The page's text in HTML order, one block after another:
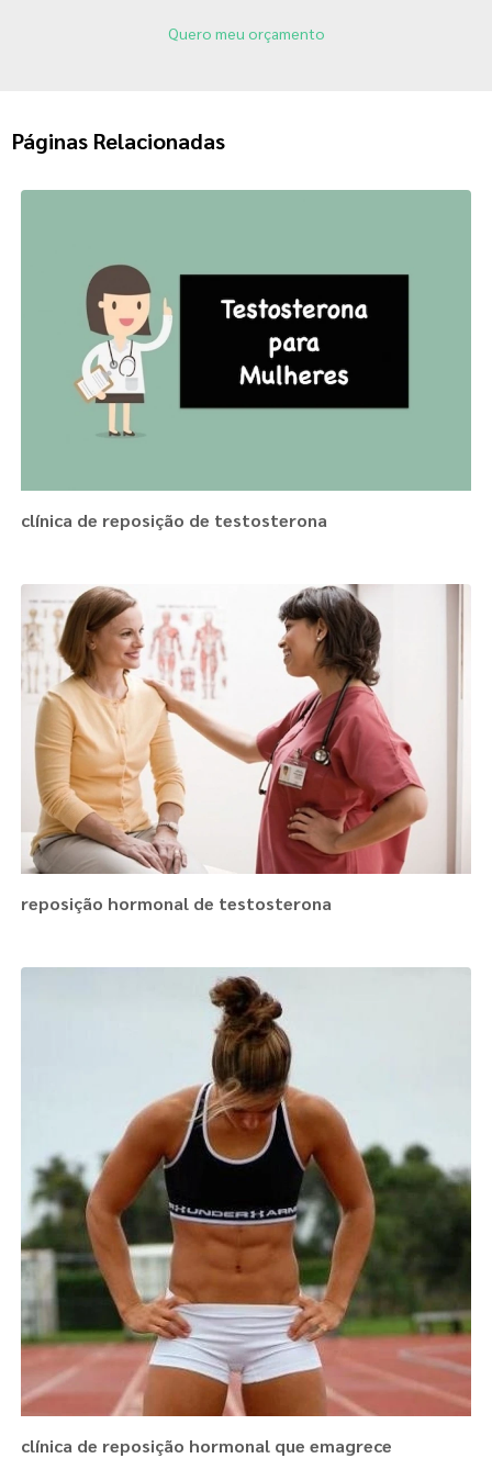
Quero meu orçamento
Páginas Relacionadas
clínica de reposição de testosterona
reposição hormonal de testosterona
clínica de reposição hormonal que emagrece